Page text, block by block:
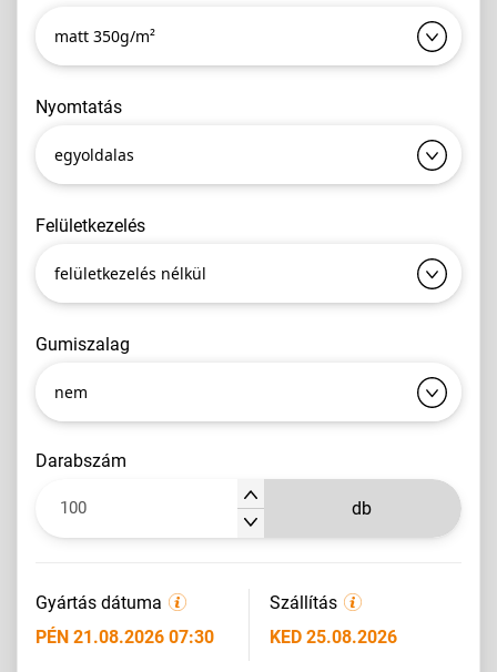
matt 350g/m²
nyomtatás
egyoldalas
felületkezelés
felületkezelés nélkül
gumiszalag
nem
darabszám
db
Gyártás dátuma
PÉN 21.08.2026 07:30
Szállítás
KED 25.08.2026